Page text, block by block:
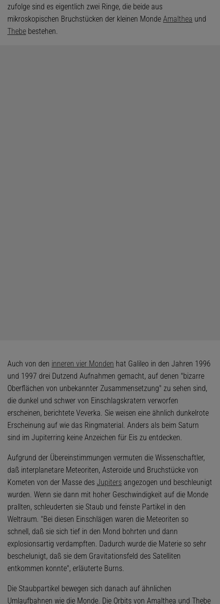
zufolge sind es eigentlich zwei Ringe, die beide aus
mikroskopischen Bruchstücken der kleinen Monde Amalthea und
Thebe bestehen.
Auch von den inneren vier Monden hat Galileo in den Jahren 1996
und 1997 drei Dutzend Aufnahmen gemacht, auf denen "bizarre
Oberflächen von unbekannter Zusammensetzung" zu sehen sind,
die dunkel und schwer von Einschlagskratern verworfen
erscheinen, berichtete Veverka. Sie weisen eine ähnlich dunkelrote
Erscheinung auf wie das Ringmaterial. Anders als beim Saturn
sind im Jupiterring keine Anzeichen für Eis zu entdecken.
Aufgrund der Übereinstimmungen vermuten die Wissenschaftler,
daß interplanetare Meteoriten, Asteroide und Bruchstücke von
Kometen von der Masse des Jupiters angezogen und beschleunigt
wurden. Wenn sie dann mit hoher Geschwindigkeit auf die Monde
prallten, schleuderten sie Staub und feinste Partikel in den
Weltraum. "Bei diesen Einschlägen waren die Meteoriten so
schnell, daß sie sich tief in den Mond bohrten und dann
explosionsartig verdampften. Dadurch wurde die Materie so sehr
beschelunigt, daß sie dem Gravitationsfeld des Satelliten
entkommen konnte", erläuterte Burns.
Die Staubpartikel bewegen sich danach auf ähnlichen
Umlaufbahnen wie die Monde. Die Orbits von Amalthea und Thebe